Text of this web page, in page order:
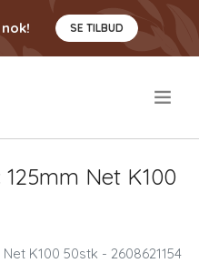
SE TILBUD
125mm Net K100
K100 50stk - 2608621154